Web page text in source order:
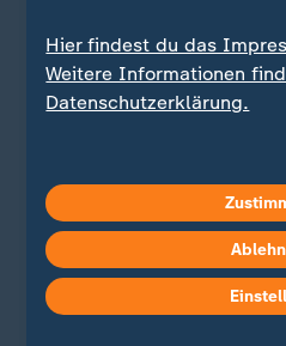
Quelle: dpa
Hier findest du das
Weitere Informationen
Datenschutzerklärung.